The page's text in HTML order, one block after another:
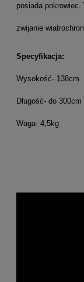
posiada pokrowiec.
zwijanie
Specyfikacja:
Wysokość- 138cm
Długość- do 300cm
Waga- 4,5kg